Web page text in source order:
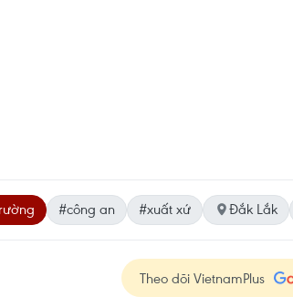
#công an #xuất xứ Đắk Lắk
Theo dõi VietnamPlus